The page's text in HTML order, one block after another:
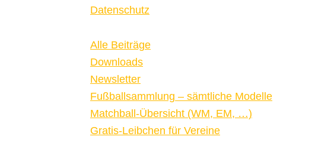
Datenschutz
Alle Beiträge
Downloads
Newsletter
Fußballsammlung – sämtliche Modelle
Matchball-Übersicht (WM, EM, …)
Gratis-Leibchen für Vereine